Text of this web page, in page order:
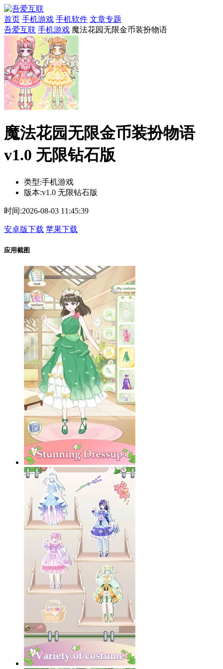
首页 手机游戏 手机软件 文章专题
吾爱互联 手机游戏 魔法花园无限金币装扮物语
魔法花园无限金币装扮物语
v1.0 无限钻石版
类型:手机游戏
版本:v1.0 无限钻石版
时间:2026-08-03 11:45:39
安卓版下载 苹果下载
应用截图